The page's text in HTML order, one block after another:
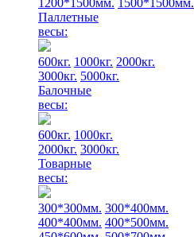
1200*1500мм. 1500*1500мм.
Паллетные
весы:
600кг. 1000кг. 2000кг.
3000кг. 5000кг.
Балочные
весы:
600кг. 1000кг.
2000кг. 3000кг.
Товарные
весы:
300*300мм. 300*400мм.
400*400мм. 400*500мм.